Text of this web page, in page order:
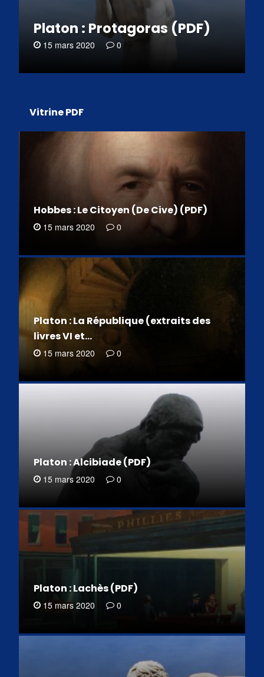
Platon : Protagoras (PDF)
15 mars 2020 0
Vitrine PDF
Hobbes : Le Citoyen (De Cive) (PDF)
15 mars 2020 0
Platon : La République (extraits des
livres VI et…
15 mars 2020 0
Platon : Alcibiade (PDF)
15 mars 2020 0
Platon : Lachès (PDF)
15 mars 2020 0